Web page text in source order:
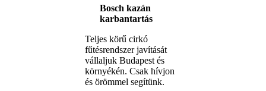
Bosch kazán
karbantartás
Teljes körű cirkó
fűtésrendszer javítását
vállaljuk Budapest és
környékén. Csak hívjon
és örömmel segítünk.